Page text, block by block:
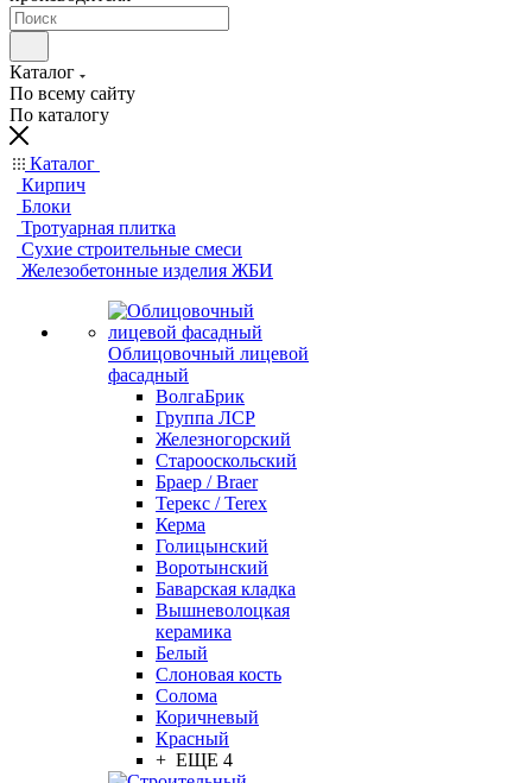
Каталог
По всему сайту
По каталогу
Каталог
Кирпич
Блоки
Тротуарная плитка
Сухие строительные смеси
Железобетонные изделия ЖБИ
Облицовочный лицевой
фасадный
ВолгаБрик
Группа ЛСР
Железногорский
Старооскольский
Браер / Braer
Терекс / Terex
Керма
Голицынский
Воротынский
Баварская кладка
Вышневолоцкая
керамика
Белый
Слоновая кость
Солома
Коричневый
Красный
+ ЕЩЕ 4